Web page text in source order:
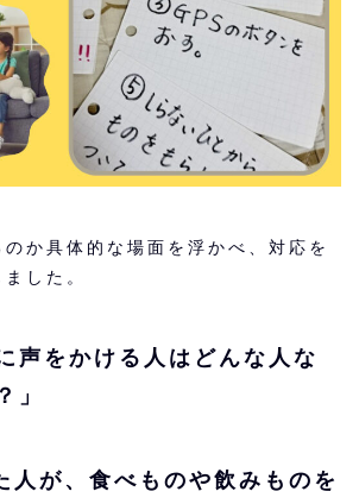
か具体的な場面を浮かべ、対応を
した。
声をかける人はどんな人な
」
人が、食べものや飲みものを